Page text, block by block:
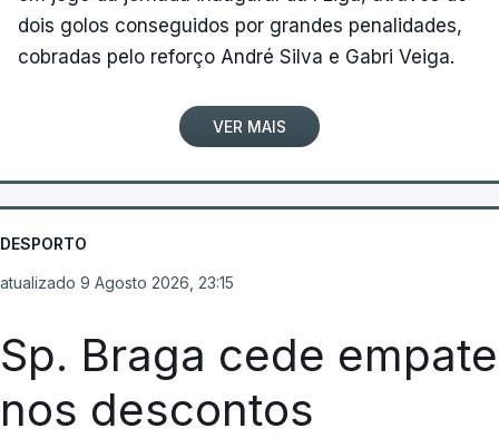
dois golos conseguidos por grandes penalidades,
cobradas pelo reforço André Silva e Gabri Veiga.
VER MAIS
DESPORTO
atualizado 9 Agosto 2026, 23:15
Sp. Braga cede empate
nos descontos